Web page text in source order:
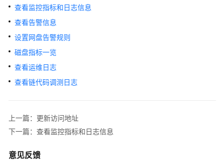
品
介
绍
计
费
快
速
门
查看监控指标和日志信息
查看告警信息
设置网盘告警规则
磁盘指标一览
查看运维日志
查看链代码调测日志
上一篇：更新访问地址
下一篇：查看监控指标和日志信息
意见反馈